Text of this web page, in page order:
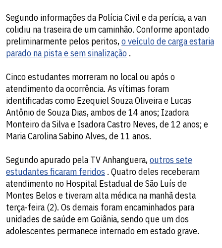
Segundo informações da Polícia Civil e da perícia, a van
colidiu na traseira de um caminhão. Conforme apontado
preliminarmente pelos peritos,o veículo de carga estaria
parado na pista e sem sinalização .
Cinco estudantes morreram no local ou após o
atendimento da ocorrência. As vítimas foram
identificadas como Ezequiel Souza Oliveira e Lucas
Antônio de Souza Dias, ambos de 14 anos; Izadora
Monteiro da Silva e Isadora Castro Neves, de 12 anos; e
Maria Carolina Sabino Alves, de 11 anos.
Segundo apurado pela TV Anhanguera,outros sete
estudantes ficaram feridos . Quatro deles receberam
atendimento no Hospital Estadual de São Luís de
Montes Belos e tiveram alta médica na manhã desta
terça-feira (2). Os demais foram encaminhados para
unidades de saúde em Goiânia, sendo que um dos
adolescentes permanece internado em estado grave.